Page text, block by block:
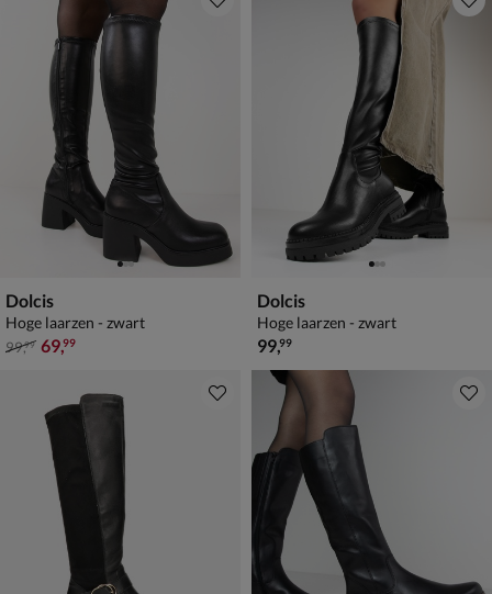
Dolcis
Hoge laarzen - zwart
van € 99,99 voor € 69,99
99,99 69,99
Dolcis
Hoge laarzen - zwart
€ 99,99
99,99